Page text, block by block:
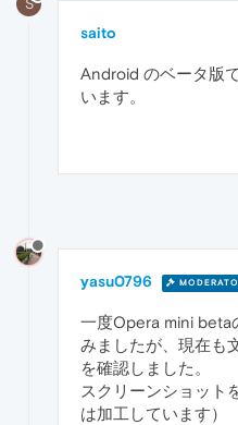
S
saito
Android のベータ版
います。
yasu0796
一度Opera mini beta
みましたが、現在も
を確認しました。
スクリーンショット
は加工しています）